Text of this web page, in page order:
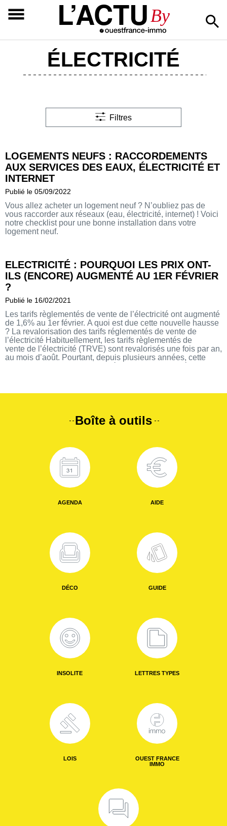
L’ACTUBy
ÉLECTRICITÉ
LOGEMENTS NEUFS : RACCORDEMENTS
AUX SERVICES DES EAUX, ÉLECTRICITÉ ET
INTERNET
Publié le 05/09/2022
Vous allez acheter un logement neuf ? N’oubliez pas de
vous raccorder aux réseaux (eau, électricité, internet) ! Voici
notre checklist pour une bonne installation dans votre
logement neuf.
ELECTRICITÉ : POURQUOI LES PRIX ONT-
ILS (ENCORE) AUGMENTÉ AU 1ER FÉVRIER
?
Publié le 16/02/2021
Les tarifs règlementés de vente de l’électricité ont augmenté
de 1,6% au 1er février. A quoi est due cette nouvelle hausse
? La revalorisation des tarifs réglementés de vente de
l’électricité Habituellement, les tarifs règlementés de
vente de l’électricité (TRVE) sont revalorisés une fois par an,
au mois d’août. Pourtant, depuis plusieurs années, cette
Filtres
Boîte à outils
AGENDA AIDE
DÉCO GUIDE
INSOLITE LETTRES TYPES
LOIS
OUEST FRANCE
IMMO